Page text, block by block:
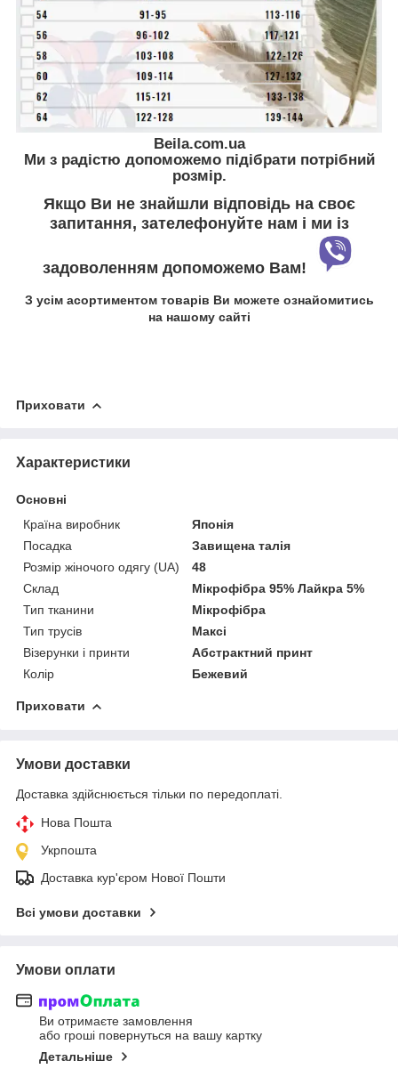
Beila.com.ua
Ми з радістю допоможемо підібрати потрібний
розмір.
Якщо Ви не знайшли відповідь на своє
запитання, зателефонуйте нам і ми із
задоволенням допоможемо Вам!
З усім асортиментом товарів Ви можете ознайомитись
на нашому сайті
Приховати
Характеристики
Основні
Країна виробник
Японія
Посадка
Завищена талія
Розмір жіночого одягу (UA)
48
Склад
Мікрофібра 95% Лайкра 5%
Тип тканини
Мікрофібра
Тип трусів
Максі
Візерунки і принти
Абстрактний принт
Колір
Бежевий
Приховати
Умови доставки
Доставка здійснюється тільки по передоплаті.
Нова Пошта
Укрпошта
Доставка кур'єром Нової Пошти
Всі умови доставки
Умови оплати
Ви отримаєте замовлення
або гроші повернуться на вашу картку
Детальніше